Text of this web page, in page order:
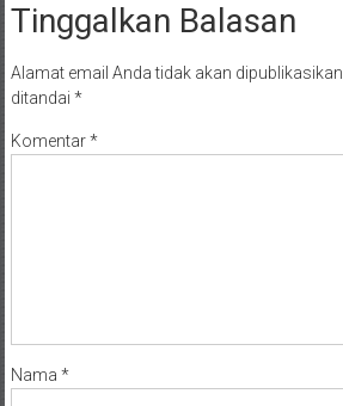
Tinggalkan Balasan
Alamat email Anda tidak akan dipublikasikan.
ditandai *
Komentar*
Nama *